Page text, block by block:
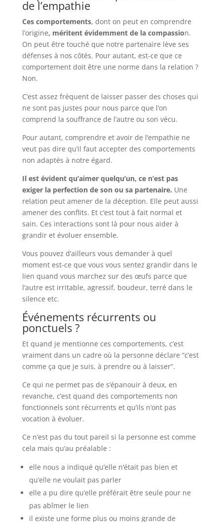
de l’empathie
Ces comportements, dont on peut en comprendre
l’origine, méritent évidemment de la compassion.
On peut être touché que notre partenaire lève ses
défenses à nos côtés. Pour autant, est-ce que ce
comportement doit être une norme dans la relation ?
Non.
C’est assez fréquent de laisser passer des choses qui
ne sont pas justes pour nous parce que l’on
comprend la souffrance de l’autre ou son vécu.
Pour autant, comprendre et avoir de l’empathie ne
veut pas dire qu’il faut accepter des comportements
non adaptés à notre égard.
Il est évident qu’aimer quelqu’un, ce n’est pas
exiger la perfection de son ou sa partenaire. Une
relation peut amener de la déception. Elle peut aussi
amener des conflits. Et c’est tout à fait normal et
sain. Ces interactions sont là pour nous aider à
grandir et évoluer ensemble.
Vous pouvez d’ailleurs vous demander à quel
moment est-ce que vous vous sentez grandir dans le
lien quand vous marchez sur des œufs parce que
l’autre est irritable, agressif, boudeur, terré dans le
silence etc.
Événements récurrents ou
ponctuels ?
Et quand je mentionne ces comportements, c’est
vraiment dans un cadre où la personne déclare “c’est
comme ça que je suis, à prendre ou à laisser”.
Ce qui ne permet pas de s’épanouir à deux, en
revanche, c’est quand des comportements non
fonctionnels sont récurrents et qu’ils n’ont pas
vocation à évoluer.
Ce n’est pas du tout pareil si la personne est comme
cela mais qu’au préalable :
elle nous a indiqué qu’elle n’était pas bien et
qu’elle ne voulait pas parler
elle a pu dire qu’elle préférait être seule pour ne
pas abîmer le lien
il existe une forme plus ou moins grande de